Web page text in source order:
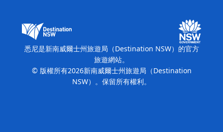
新南威爾士州旅遊局（Destination NSW）媒體中
心
繽紛悉尼燈光音樂節
悉尼是新南威爾士州旅遊局（Destination NSW）的官方
旅遊網站。
© 版權所有2026新南威爾士州旅遊局（Destination
NSW）。保留所有權利。